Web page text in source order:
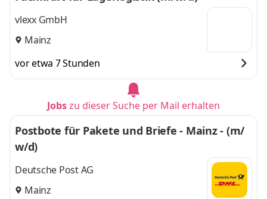
vlexx GmbH
Mainz
vor etwa 7 Stunden
Jobszu dieser Suche per Mail erhalten
Postbote für Pakete und Briefe - Mainz - (m/
w/d)
Deutsche Post AG
Mainz